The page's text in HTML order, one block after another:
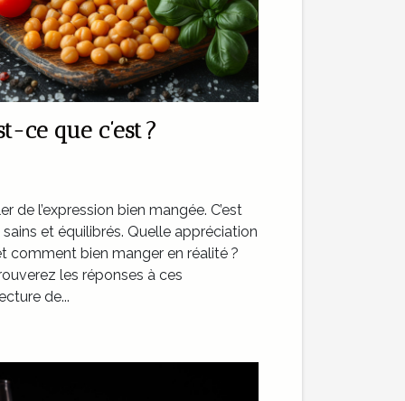
ce que c’est ?
de l’expression bien mangée. C’est
et équilibrés. Quelle appréciation
comment bien manger en réalité ?
les réponses à ces
de...